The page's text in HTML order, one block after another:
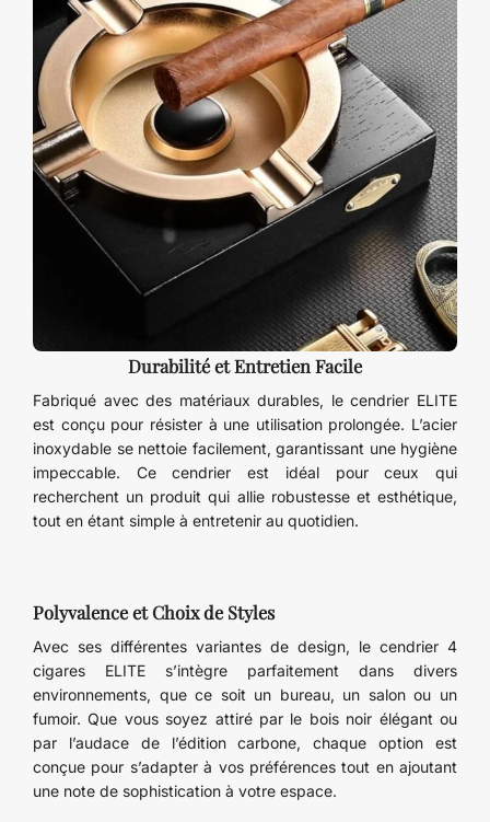
Durabilité et Entretien Facile
Fabriqué avec des matériaux durables, le cendrier ELITE
est conçu pour résister à une utilisation prolongée. L’acier
inoxydable se nettoie facilement, garantissant une hygiène
impeccable. Ce cendrier est idéal pour ceux qui
recherchent un produit qui allie robustesse et esthétique,
tout en étant simple à entretenir au quotidien.
Polyvalence et Choix de Styles
Avec ses différentes variantes de design, le cendrier 4
cigares ELITE s’intègre parfaitement dans divers
environnements, que ce soit un bureau, un salon ou un
fumoir. Que vous soyez attiré par le bois noir élégant ou
par l’audace de l’édition carbone, chaque option est
conçue pour s’adapter à vos préférences tout en ajoutant
une note de sophistication à votre espace.